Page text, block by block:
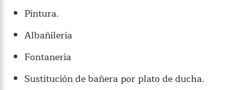
Pintura.
Albañileria
Fontaneria
Sustitución de bañera por plato de ducha.